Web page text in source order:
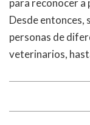
para reconocer a
Desde entonces,
personas de
veterinarios,